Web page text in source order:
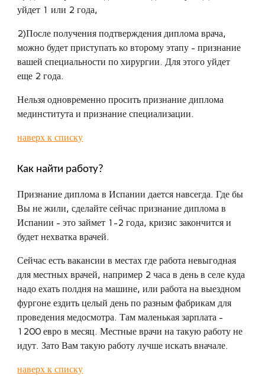
уйдет 1 или 2 года,
2)После получения подтверждения диплома врача,
можно будет приступать ко второму этапу - признание
вашей специальности по хирургии. Для этого уйдет
еще 2 года.
Нельзя одновременно просить признание диплома
мединститута и признание специализации.
наверх к списку
Как найти работу?
Признание диплома в Испании дается навсегда. Где бы
Вы не жили, сделайте сейчас признание диплома в
Испании - это займет 1-2 года, кризис закончится и
будет нехватка врачей.
Сейчас есть вакансии в местах где работа невыгодная
для местных врачей, например 2 часа в день в селе куда
надо ехать полдня на машине, или работа на выездном
фургоне ездить целый день по разным фабрикам для
проведения медосмотра. Там маленькая зарплата -
1200 евро в месяц. Местные врачи на такую работу не
идут. Зато Вам такую работу лучше искать вначале.
наверх к списку